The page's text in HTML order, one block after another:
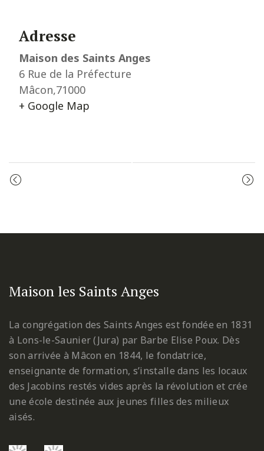
Adresse
Maison des Saints Anges
6 Rue de la Préfecture
Mâcon,71000
+ Google Map
Event
Maison les Saints Anges
La congrégation des Saints Anges est fondée en 1831
à Lons-le-Saunier (Jura) par Barbe Elise Poux. Dès
son arrivée à Mâcon en 1844, le fondatrice,
enseignante de formation, s’installe dans les locaux
des Jacobins restés vides après la révolution et crée
une école destinée aux jeunes filles des milieux
aisés.